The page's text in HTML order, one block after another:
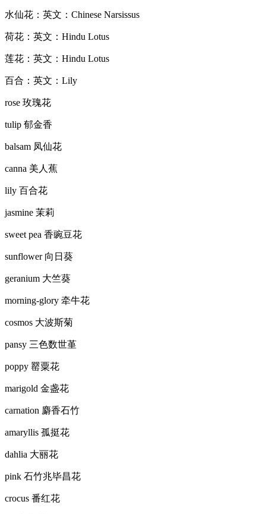
水仙花：英文：Chinese Narsissus
荷花：英文：Hindu Lotus
莲花：英文：Hindu Lotus
百合：英文：Lily
rose 玫瑰花
tulip 郁金香
balsam 凤仙花
canna 美人蕉
lily 百合花
jasmine 茉莉
sweet pea 香豌豆花
sunflower 向日葵
geranium 大竺葵
morning-glory 牵牛花
cosmos 大波斯菊
pansy 三色数世堇
poppy 罂粟花
marigold 金盏花
carnation 麝香石竹
amaryllis 孤挺花
dahlia 大丽花
pink 石竹兆毕昌花
crocus 番红花